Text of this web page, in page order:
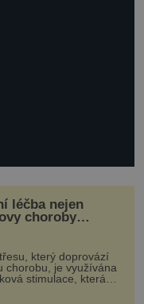
léčba nejen
choroby
který doprovází
chorobu, je využívána
stimulace, která
vysoce invazivní